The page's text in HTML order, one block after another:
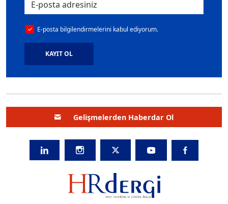
E-posta bilgilendirmelerini kabul ediyorum.
KAYIT OL
Gelişmelerden Haberdar Ol